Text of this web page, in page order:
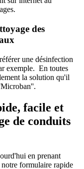
des
une désinfection
exemple. En toutes
la solution qu'il
facile et
de conduits
en prenant
formulaire rapide